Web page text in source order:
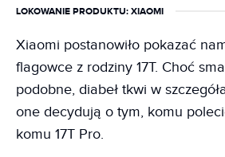
LOKOWANIE PRODUKTU: XIAOMI
Xiaomi postanowiło pokazać
flagowce z rodziny 17T. Choć
podobne, diabeł tkwi w
one decydują o tym, komu
komu 17T Pro.